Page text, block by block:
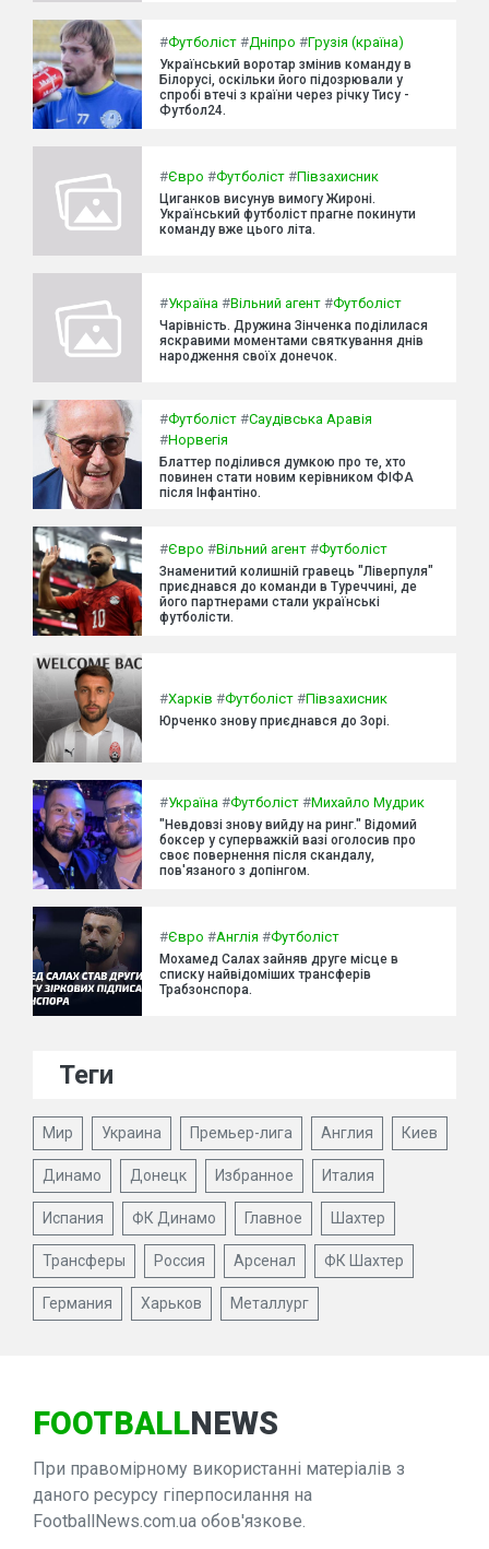
#Футболіст #Дніпро #Грузія (країна)
Український воротар змінив команду в
Білорусі, оскільки його підозрювали у
спробі втечі з країни через річку Тису -
Футбол24.
#Євро #Футболіст #Півзахисник
Циганков висунув вимогу Жироні.
Український футболіст прагне покинути
команду вже цього літа.
#Україна #Вільний агент #Футболіст
Чарівність. Дружина Зінченка поділилася
яскравими моментами святкування днів
народження своїх донечок.
#Футболіст #Саудівська Аравія
#Норвегія
Блаттер поділився думкою про те, хто
повинен стати новим керівником ФІФА
після Інфантіно.
#Євро #Вільний агент #Футболіст
Знаменитий колишній гравець "Ліверпуля"
приєднався до команди в Туреччині, де
його партнерами стали українські
футболісти.
#Харків #Футболіст #Півзахисник
Юрченко знову приєднався до Зорі.
#Україна #Футболіст #Михайло Мудрик
"Невдовзі знову вийду на ринг." Відомий
боксер у суперважкій вазі оголосив про
своє повернення після скандалу,
пов'язаного з допінгом.
#Євро #Англія #Футболіст
Мохамед Салах зайняв друге місце в
списку найвідоміших трансферів
Трабзонспора.
Теги
Мир Украина Премьер-лига Англия Киев
Динамо Донецк Избранное Италия
Испания ФК Динамо Главное Шахтер
Трансферы Россия Арсенал ФК Шахтер
Германия Харьков Металлург
FOOTBALLNEWS
При правомірному використанні матеріалів з
даного ресурсу гіперпосилання на
FootballNews.com.ua обов'язкове.